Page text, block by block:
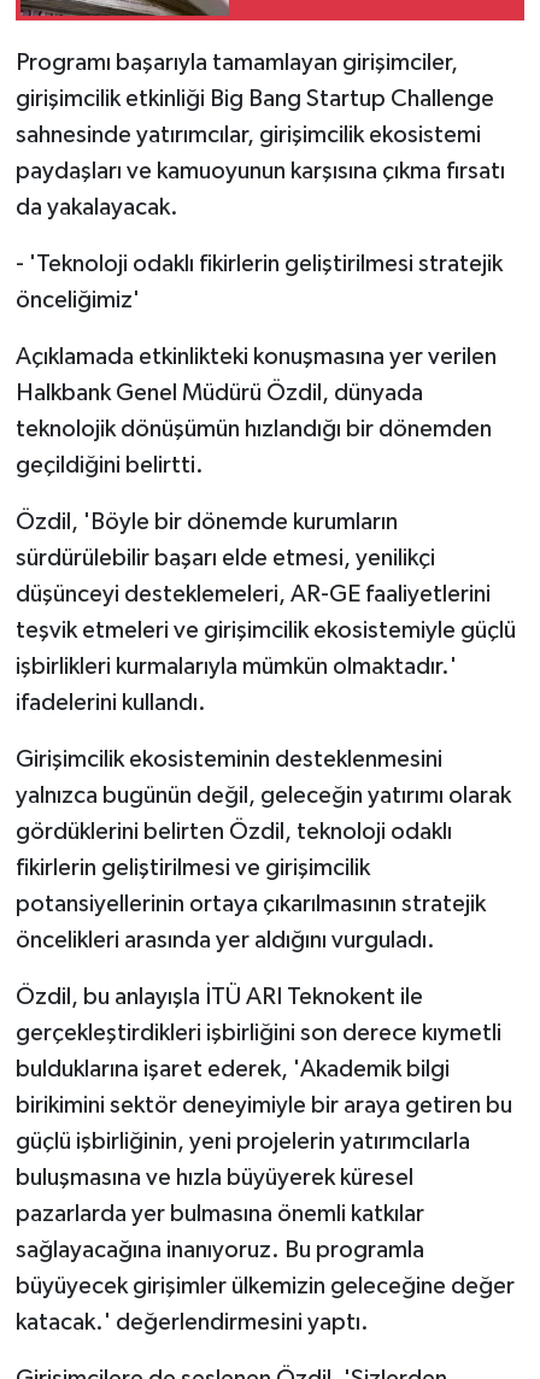
Programı başarıyla tamamlayan girişimciler,
girişimcilik etkinliği Big Bang Startup Challenge
sahnesinde yatırımcılar, girişimcilik ekosistemi
paydaşları ve kamuoyunun karşısına çıkma fırsatı
da yakalayacak.
- 'Teknoloji odaklı fikirlerin geliştirilmesi stratejik
önceliğimiz'
Açıklamada etkinlikteki konuşmasına yer verilen
Halkbank Genel Müdürü Özdil, dünyada
teknolojik dönüşümün hızlandığı bir dönemden
geçildiğini belirtti.
Özdil, 'Böyle bir dönemde kurumların
sürdürülebilir başarı elde etmesi, yenilikçi
düşünceyi desteklemeleri, AR-GE faaliyetlerini
teşvik etmeleri ve girişimcilik ekosistemiyle güçlü
işbirlikleri kurmalarıyla mümkün olmaktadır.'
ifadelerini kullandı.
Girişimcilik ekosisteminin desteklenmesini
yalnızca bugünün değil, geleceğin yatırımı olarak
gördüklerini belirten Özdil, teknoloji odaklı
fikirlerin geliştirilmesi ve girişimcilik
potansiyellerinin ortaya çıkarılmasının stratejik
öncelikleri arasında yer aldığını vurguladı.
Özdil, bu anlayışla İTÜ ARI Teknokent ile
gerçekleştirdikleri işbirliğini son derece kıymetli
bulduklarına işaret ederek, 'Akademik bilgi
birikimini sektör deneyimiyle bir araya getiren bu
güçlü işbirliğinin, yeni projelerin yatırımcılarla
buluşmasına ve hızla büyüyerek küresel
pazarlarda yer bulmasına önemli katkılar
sağlayacağına inanıyoruz. Bu programla
büyüyecek girişimler ülkemizin geleceğine değer
katacak.' değerlendirmesini yaptı.